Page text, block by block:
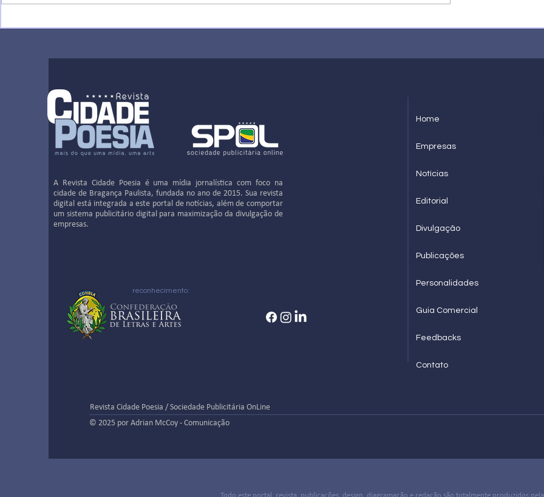
A Revista Cidade Poesia é uma mídia jornalística com foco na
cidade de Bragança Paulista, fundada no ano de 2015. Sua revista
digital está integrada a este portal de notícias, além de comportar
um sistema publicitário digital para maximização da divulgação de
empresas.
reconhecimento:
Home
Empresas
Notícias
Editorial
Divulgação
Publicações
Personalidades
Guia Comercial
Feedbacks
Contato
Revista Cidade Poesia / Sociedade Publicitária OnLine
© 2025 por Adrian McCoy - Comunicação